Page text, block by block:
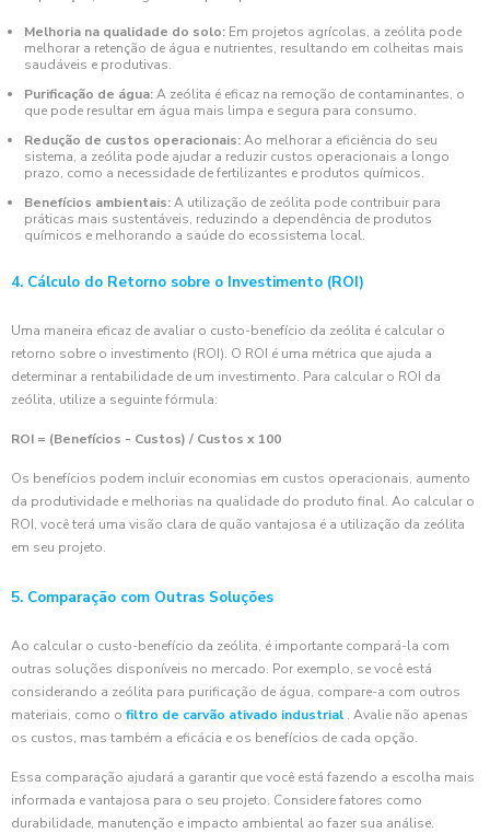
Melhoria na qualidade do solo: Em projetos agrícolas, a zeólita pode
melhorar a retenção de água e nutrientes, resultando em colheitas mais
saudáveis e produtivas.
Purificação de água:A zeólita é eficaz na remoção de contaminantes, o
que pode resultar em água mais limpa e segura para consumo.
Redução de custos operacionais:Ao melhorar a eficiência do seu
sistema, a zeólita pode ajudar a reduzir custos operacionais a longo
prazo, como a necessidade de fertilizantes e produtos químicos.
Benefícios ambientais:A utilização de zeólita pode contribuir para
práticas mais sustentáveis, reduzindo a dependência de produtos
químicos e melhorando a saúde do ecossistema local.
4. Cálculo do Retorno sobre o Investimento (ROI)
Uma maneira eficaz de avaliar o custo-benefício da zeólita é calcular o
retorno sobre o investimento (ROI). O ROI é uma métrica que ajuda a
determinar a rentabilidade de um investimento. Para calcular o ROI da
zeólita, utilize a seguinte fórmula:
ROI = (Benefícios - Custos) / Custos x 100
Os benefícios podem incluir economias em custos operacionais, aumento
da produtividade e melhorias na qualidade do produto final. Ao calcular o
ROI, você terá uma visão clara de quão vantajosa é a utilização da zeólita
em seu projeto.
5. Comparação com Outras Soluções
Ao calcular o custo-benefício da zeólita, é importante compará-la com
outras soluções disponíveis no mercado. Por exemplo, se você está
considerando a zeólita para purificação de água, compare-a com outros
materiais, como o filtro de carvão ativado industrial . Avalie não apenas
os custos, mas também a eficácia e os benefícios de cada opção.
Essa comparação ajudará a garantir que você está fazendo a escolha mais
informada e vantajosa para o seu projeto. Considere fatores como
durabilidade, manutenção e impacto ambiental ao fazer sua análise.